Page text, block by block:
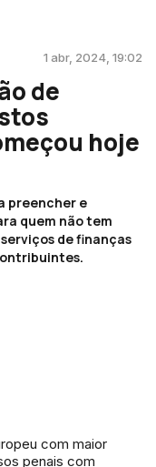
1 abr, 2024, 19:02
de
hoje
preencher e
quem não tem
de finanças
com maior
penais com